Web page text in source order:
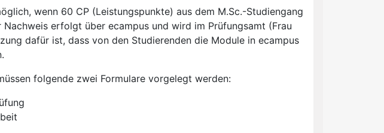
wenn 60 CP (Leistungspunkte) aus dem M.Sc.-Studiengang
Nachweis erfolgt über ecampus und wird im Prüfungsamt (Frau
dafür ist, dass von den Studierenden die Module in ecampus
folgende zwei Formulare vorgelegt werden: